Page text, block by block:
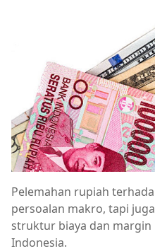
Pelemahan rupiah
persoalan makro, tapi
struktur biaya dan
Indonesia.